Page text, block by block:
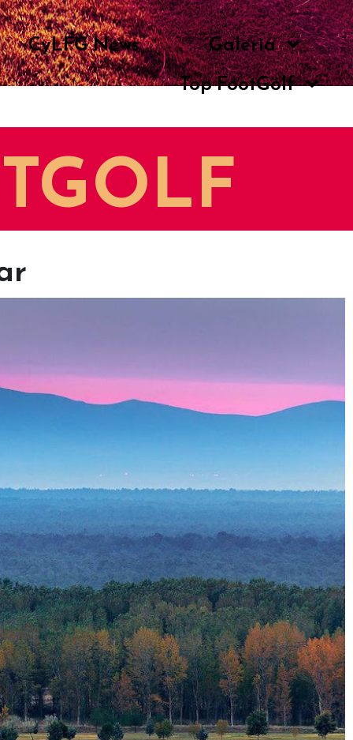
CyLFG News
Galería
Top FootGolf